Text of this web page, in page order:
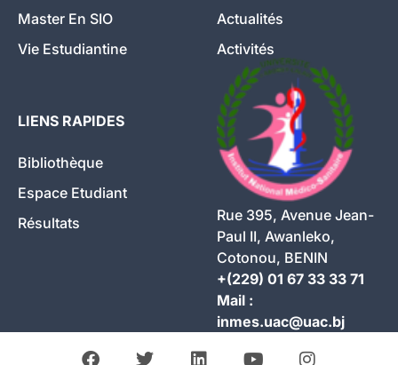
Master En SIO
Vie Estudiantine
Actualités
Activités
LIENS RAPIDES
Bibliothèque
Espace Etudiant
Résultats
Rue 395, Avenue Jean-
Paul II, Awanleko,
Cotonou, BENIN
+(229) 01 67 33 33 71
Mail :
inmes.uac@uac.bj